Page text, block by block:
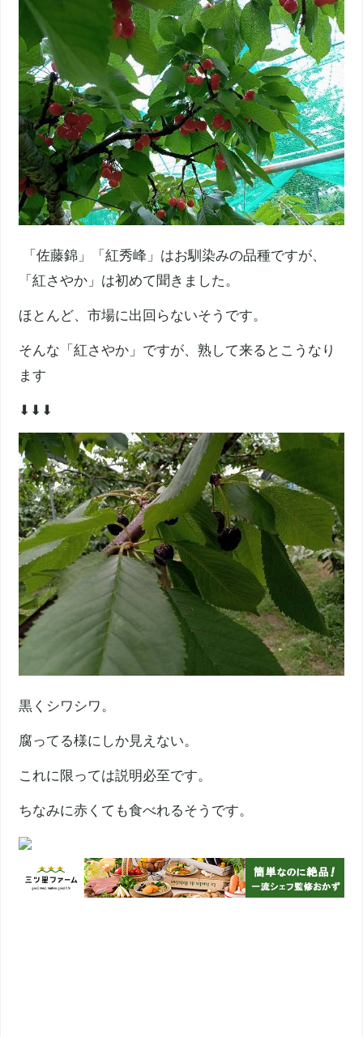
「佐藤錦」「紅秀峰」はお馴染みの品種ですが、
「紅さやか」は初めて聞きました。
ほとんど、市場に出回らないそうです。
そんな「紅さやか」ですが、熟して来るとこうなり
ます
⬇⬇⬇
黒くシワシワ。
腐ってる様にしか見えない。
これに限っては説明必至です。
ちなみに赤くても食べれるそうです。